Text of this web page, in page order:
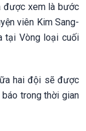
được xem là bước
viên Kim Sang-
tại Vòng loại cuối
hai đội sẽ được
trong thời gian